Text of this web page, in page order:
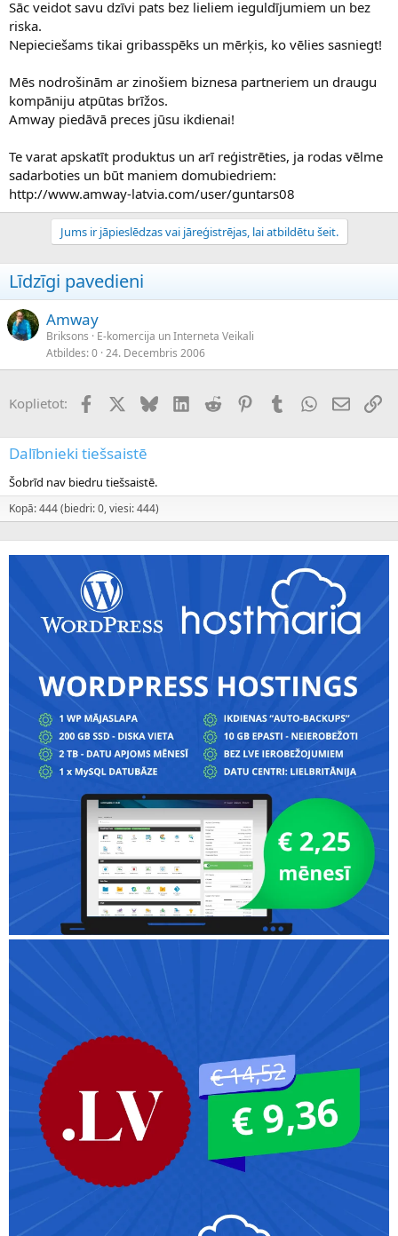
Sāc veidot savu dzīvi pats bez lieliem ieguldījumiem un bez
riska.
Nepieciešams tikai gribasspēks un mērķis, ko vēlies sasniegt!
Mēs nodrošinām ar zinošiem biznesa partneriem un draugu
kompāniju atpūtas brīžos.
Amway piedāvā preces jūsu ikdienai!
Te varat apskatīt produktus un arī reģistrēties, ja rodas vēlme
sadarboties un būt maniem domubiedriem:
http://www.amway-latvia.com/user/guntars08
Jums ir jāpieslēdzas vai jāreģistrējas, lai atbildētu šeit.
Līdzīgi pavedieni
Amway
Briksons
E-komercija un Interneta Veikali
Atbildes 0 24. Decembris 2006
Koplietot: FacebookX (Twitter)
BlueskyLinkedInReddit PinterestTumblrWhatsApp
E-pasts
Dalībnieki tiešsaistē
Šobrīd nav biedru tiešsaistē.
Kopā: 444 (biedri: 0, viesi: 444)